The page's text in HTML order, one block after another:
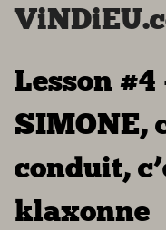
Lesson #4
SIMONE,
conduit,
klaxonne